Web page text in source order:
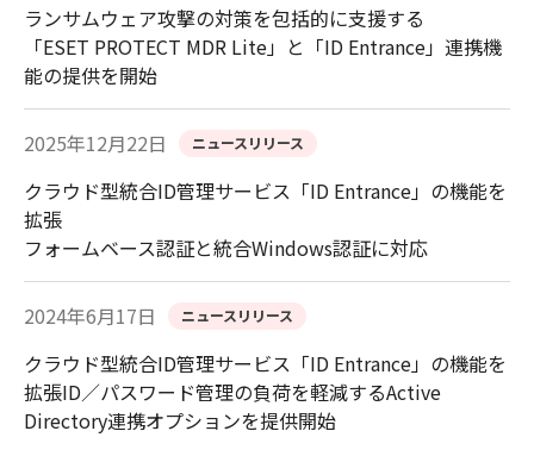
ランサムウェア攻撃の対策を包括的に支援する
「ESET PROTECT MDR Lite」と「ID Entrance」連携機
能の提供を開始
2025年12月22日 ニュースリリース
クラウド型統合ID管理サービス「ID Entrance」の機能を
拡張
フォームベース認証と統合Windows認証に対応
2024年6月17日 ニュースリリース
クラウド型統合ID管理サービス「ID Entrance」の機能を
拡張ID／パスワード管理の負荷を軽減するActive
Directory連携オプションを提供開始